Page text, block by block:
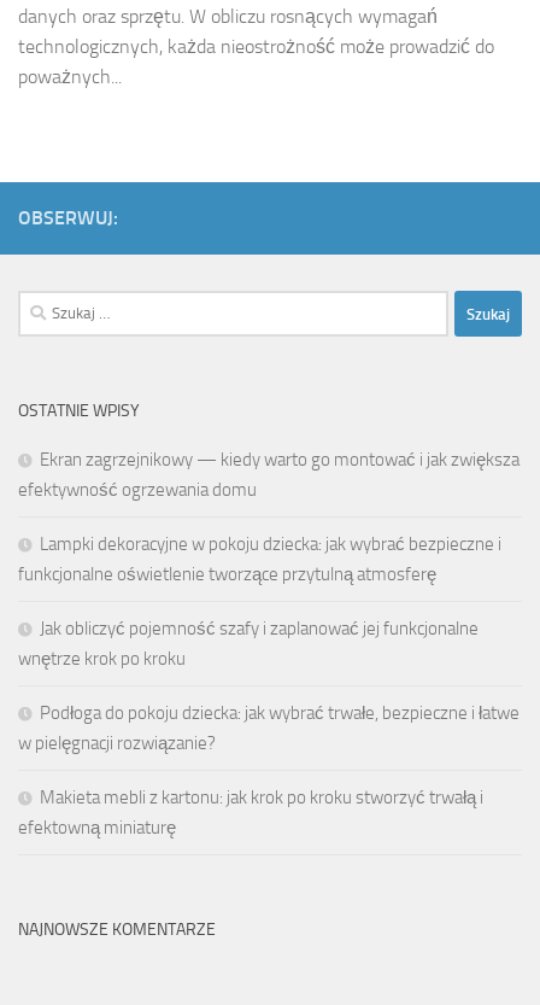
danych oraz sprzętu. W obliczu rosnących wymagań
technologicznych, każda nieostrożność może prowadzić do
poważnych...
OBSERWUJ:
Szukaj:
OSTATNIE WPISY
Ekran zagrzejnikowy — kiedy warto go montować i jak zwiększa
efektywność ogrzewania domu
Lampki dekoracyjne w pokoju dziecka: jak wybrać bezpieczne i
funkcjonalne oświetlenie tworzące przytulną atmosferę
Jak obliczyć pojemność szafy i zaplanować jej funkcjonalne
wnętrze krok po kroku
Podłoga do pokoju dziecka: jak wybrać trwałe, bezpieczne i łatwe
w pielęgnacji rozwiązanie?
Makieta mebli z kartonu: jak krok po kroku stworzyć trwałą i
efektowną miniaturę
NAJNOWSZE KOMENTARZE